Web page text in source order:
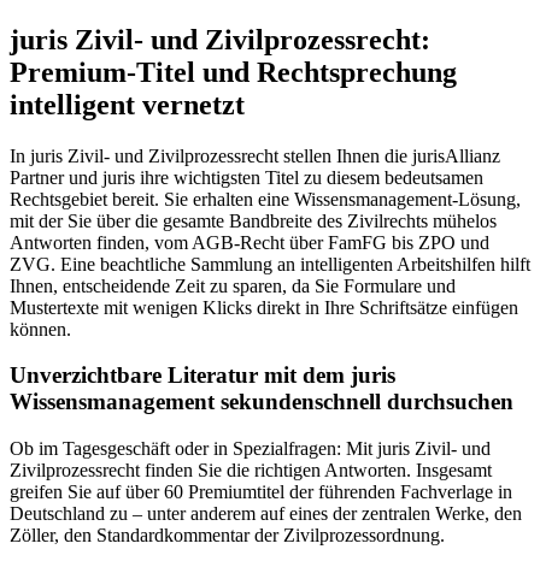
juris Zivil- und Zivilprozessrecht:
Premium-Titel und Rechtsprechung
intelligent vernetzt
In juris Zivil- und Zivilprozessrecht stellen Ihnen die jurisAllianz
Partner und juris ihre wichtigsten Titel zu diesem bedeutsamen
Rechtsgebiet bereit. Sie erhalten eine Wissensmanagement-Lösung,
mit der Sie über die gesamte Bandbreite des Zivilrechts mühelos
Antworten finden, vom AGB-Recht über FamFG bis ZPO und
ZVG. Eine beachtliche Sammlung an intelligenten Arbeitshilfen hilft
Ihnen, entscheidende Zeit zu sparen, da Sie Formulare und
Mustertexte mit wenigen Klicks direkt in Ihre Schriftsätze einfügen
können.
Unverzichtbare Literatur mit dem juris
Wissensmanagement sekundenschnell durchsuchen
Ob im Tagesgeschäft oder in Spezialfragen: Mit juris Zivil- und
Zivilprozessrecht finden Sie die richtigen Antworten. Insgesamt
greifen Sie auf über 60 Premiumtitel der führenden Fachverlage in
Deutschland zu – unter anderem auf eines der zentralen Werke, den
Zöller, den Standardkommentar der Zivilprozessordnung.